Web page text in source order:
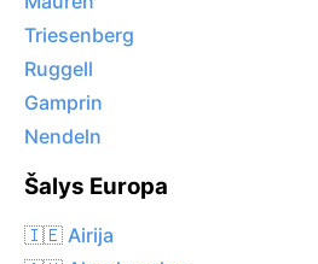
Triesenberg
Ruggell
Gamprin
Nendeln
Šalys Europa
🇮🇪 Airija